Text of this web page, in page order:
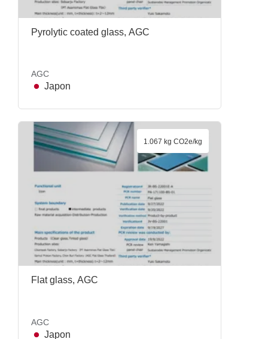
Pyrolytic coated glass, AGC
AGC
Japon
Flat glass, AGC
AGC
Japon
1.067 kg CO2e/kg